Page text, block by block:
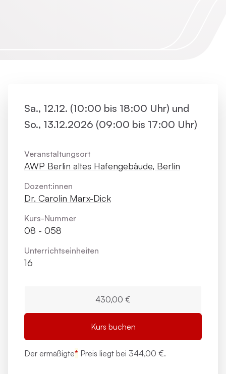
Sa., 12.12. (10:00 bis 18:00 Uhr) und
So., 13.12.2026 (09:00 bis 17:00 Uhr)
Veranstaltungsort
AWP Berlin altes Hafengebäude, Berlin
Dozent:innen
Dr. Carolin Marx-Dick
Kurs-Nummer
08 - 058
Unterrichts­einheiten
16
430,00 €
Kurs buchen
Der ermäßigte* Preis liegt bei 344,00 €.